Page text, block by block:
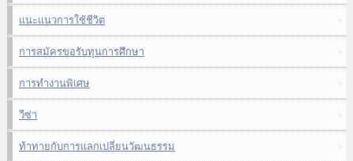
แนะแนวการใช้ชีวิต
การสมัครขอรับทุนการศึกษา
การทำงานพิเศษ
วีซ่า
ท้าทายกับการแลกเปลี่ยนวัฒนธรรม